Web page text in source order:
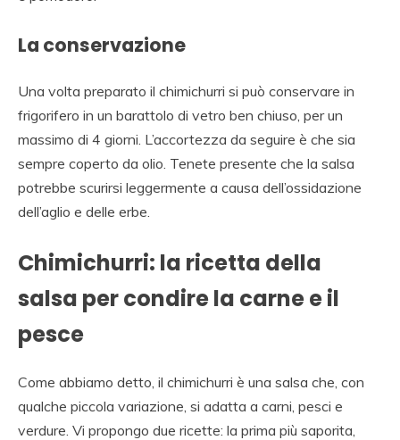
La conservazione
Una volta preparato il chimichurri si può conservare in
frigorifero in un barattolo di vetro ben chiuso, per un
massimo di 4 giorni. L’accortezza da seguire è che sia
sempre coperto da olio. Tenete presente che la salsa
potrebbe scurirsi leggermente a causa dell’ossidazione
dell’aglio e delle erbe.
Chimichurri: la ricetta della
salsa per condire la carne e il
pesce
Come abbiamo detto, il chimichurri è una salsa che, con
qualche piccola variazione, si adatta a carni, pesci e
verdure. Vi propongo due ricette: la prima più saporita,